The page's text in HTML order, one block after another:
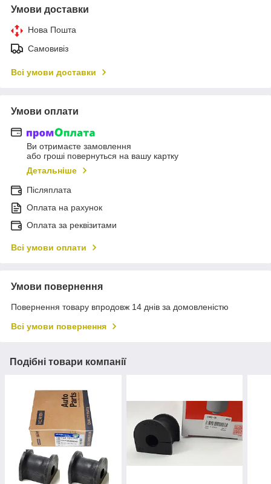
Умови доставки
Нова Пошта
Самовивіз
Всі умови доставки
Умови оплати
Ви отримаєте замовлення
або гроші повернуться на вашу картку
Детальніше
Післяплата
Оплата на рахунок
Оплата за реквізитами
Всі умови оплати
Умови повернення
Повернення товару впродовж 14 днів за домовленістю
Всі умови повернення
Подібні товари компанії